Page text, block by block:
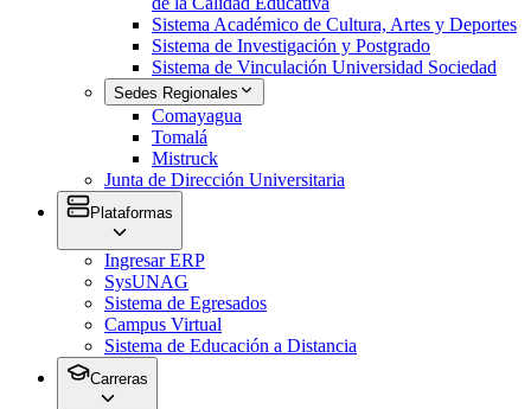
Sistema Académico de Cultura, Artes y Deportes
Sistema de Investigación y Postgrado
Sistema de Vinculación Universidad Sociedad
Sedes Regionales
Comayagua
Tomalá
Mistruck
Junta de Dirección Universitaria
Plataformas
Ingresar ERP
SysUNAG
Sistema de Egresados
Campus Virtual
Sistema de Educación a Distancia
Carreras